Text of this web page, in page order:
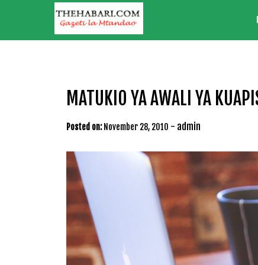
MATUKIO YA AWALI YA
Posted on: November 28, 2010 - admin